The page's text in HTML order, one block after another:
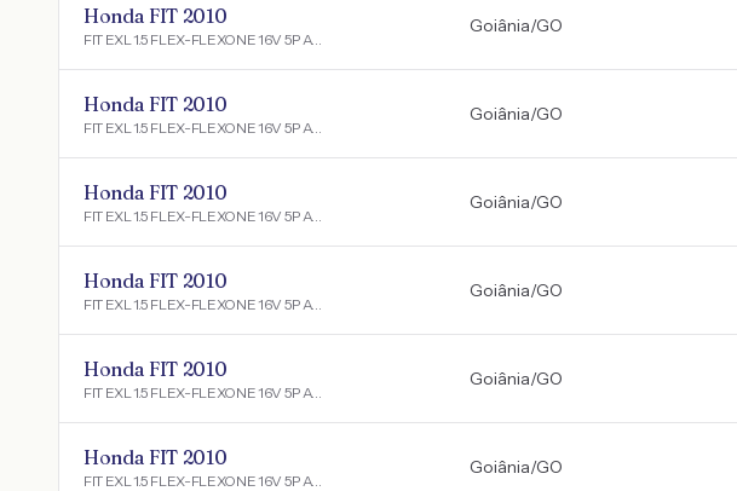
Honda FIT 2010
FIT EXL 1.5 FLEX-FLEXONE 16V 5P AUT
Goiânia/GO
Honda FIT 2010
FIT EXL 1.5 FLEX-FLEXONE 16V 5P AUT
Goiânia/GO
Honda FIT 2010
FIT EXL 1.5 FLEX-FLEXONE 16V 5P AUT
Goiânia/GO
Honda FIT 2010
FIT EXL 1.5 FLEX-FLEXONE 16V 5P AUT
Goiânia/GO
Honda FIT 2010
FIT EXL 1.5 FLEX-FLEXONE 16V 5P AUT
Goiânia/GO
Honda FIT 2010
FIT EXL 1.5 FLEX-FLEXONE 16V 5P AUT
Goiânia/GO